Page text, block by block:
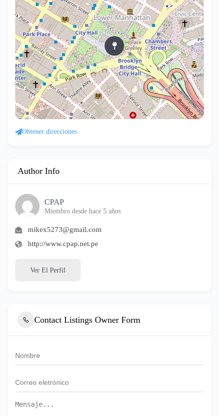
Obtener direcciones
Author Info
CPAP
Miembro desde hace 5 años
mikex5273@gmail.com
http://www.cpap.net.pe
Ver El Perfil
Contact Listings Owner Form